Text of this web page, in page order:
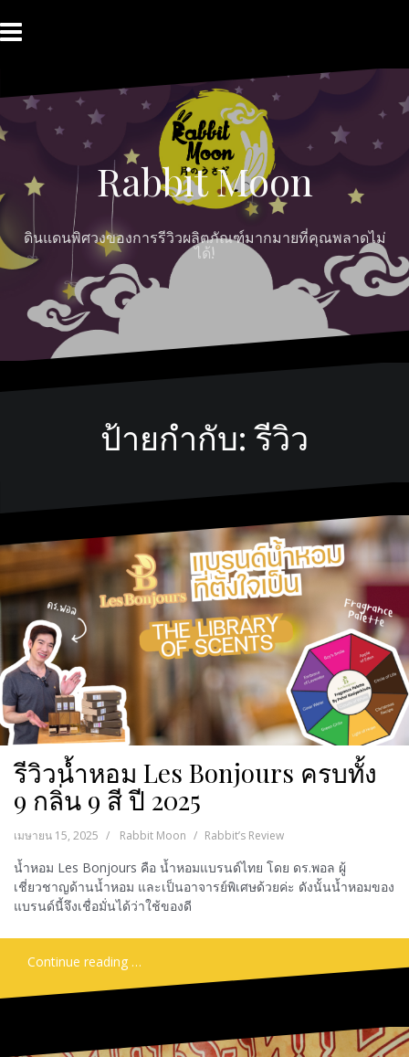
to
content
Rabbit Moon
ดินแดนพิศวงของการรีวิวผลิตภัณฑ์มากมายที่คุณพลาดไม่
ได้!
ป้ายกำกับ:รีวิว
รีวิวน้ำหอม Les Bonjours ครบทั้ง
9 กลิ่น 9 สี ปี 2025
เมษายน 15, 2025 Rabbit Moon Rabbit’s Review
น้ำหอม Les Bonjours คือ น้ำหอมแบรนด์ไทย โดย ดร.พอล ผู้
เชี่ยวชาญด้านน้ำหอม และเป็นอาจารย์พิเศษด้วยค่ะ ดังนั้นน้ำหอมของ
แบรนด์นี้จึงเชื่อมั่นได้ว่าใช้ของดี
Continue reading …